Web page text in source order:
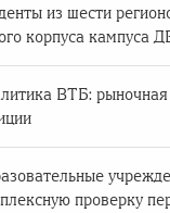
из шести
корпуса кампуса
ВТБ: рыночная
проверку